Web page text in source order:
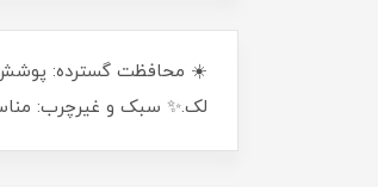
لک.✨ سبک و غیرچرب: